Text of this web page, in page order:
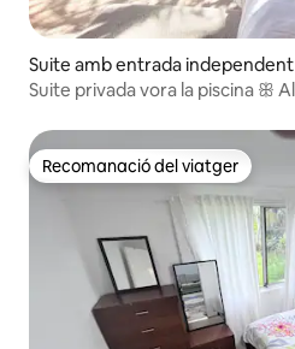
Suite amb entrada
e
Suite privada vora la piscina ꕥ
Recomanació del viatger
Recomanació del viatger